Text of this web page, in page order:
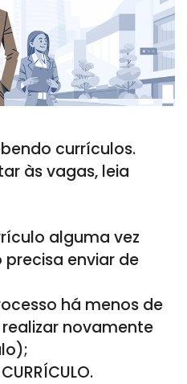
currículos.
às vagas, leia
alguma vez
enviar de
há menos de
novamente